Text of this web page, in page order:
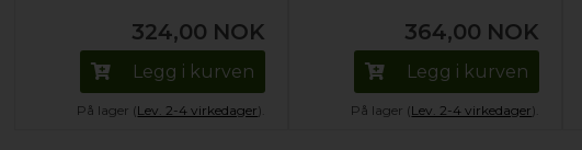
324,00 NOK
Legg i kurven
På lager (Lev. 2-4 virkedager).
364,00 NOK
Legg i kurven
På lager (Lev. 2-4 virkedager).